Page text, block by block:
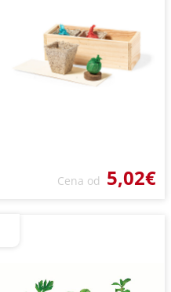
Cena od 5,02€